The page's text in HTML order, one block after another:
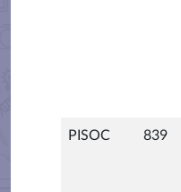
PISOC 839